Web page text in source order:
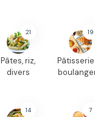
21
Pâtes, riz,
divers
19
14 7